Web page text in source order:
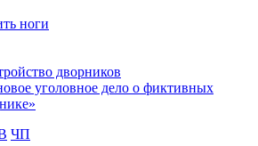
ноги
уголовное дело о фиктивных
ЧП